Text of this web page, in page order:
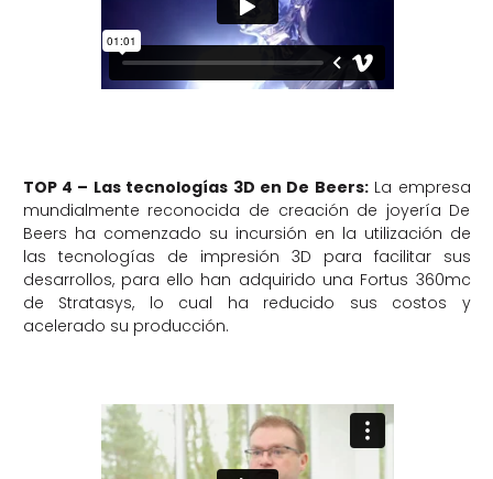
TOP 4 – Las tecnologías 3D en De Beers:La empresa
mundialmente reconocida de creación de joyería De
Beers ha comenzado su incursión en la utilización de
las tecnologías de impresión 3D para facilitar sus
desarrollos, para ello han adquirido una Fortus 360mc
de Stratasys, lo cual ha reducido sus costos y
acelerado su producción.